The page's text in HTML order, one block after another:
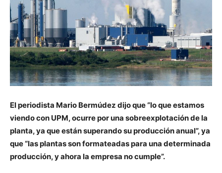
El periodista Mario Bermúdez dijo que “lo que estamos
viendo con UPM, ocurre por una sobreexplotación de la
planta, ya que están superando su producción anual”, ya
que “las plantas son formateadas para una determinada
producción, y ahora la empresa no cumple”.